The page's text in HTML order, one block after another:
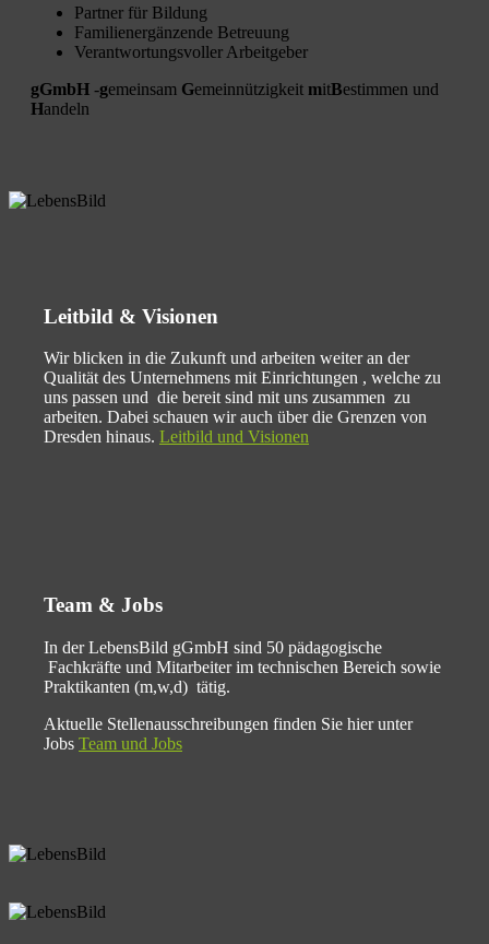
Partner für Bildung
Familienergänzende Betreuung
Verantwortungsvoller Arbeitgeber
gGmbH -gemeinsam Gemeinnützigkeit mitBestimmen und
Handeln
Leitbild & Visionen
Wir blicken in die Zukunft und arbeiten weiter an der
Qualität des Unternehmens mit Einrichtungen , welche zu
uns passen und die bereit sind mit uns zusammen zu
arbeiten. Dabei schauen wir auch über die Grenzen von
Dresden hinaus. Leitbild und Visionen
Team & Jobs
In der LebensBild gGmbH sind 50 pädagogische
Fachkräfte und Mitarbeiter im technischen Bereich sowie
Praktikanten (m,w,d) tätig.
Aktuelle Stellenausschreibungen finden Sie hier unter
Jobs Team und Jobs